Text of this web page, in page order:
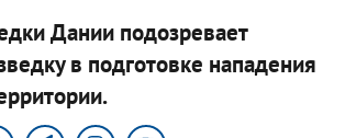
Дании подозревает
в подготовке нападения